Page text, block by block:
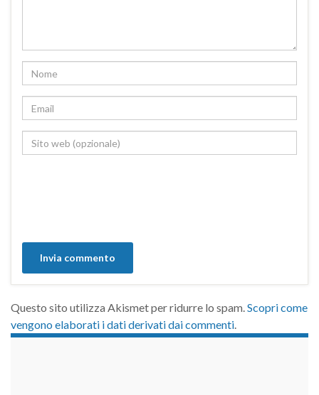
Questo sito utilizza Akismet per ridurre lo spam.Scopri come
vengono elaborati i dati derivati dai commenti.